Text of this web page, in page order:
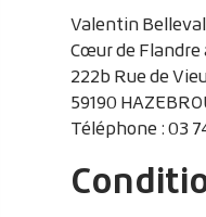
Valentin
Cœur de Flandre
222b Rue de
59190
Téléphone : 03